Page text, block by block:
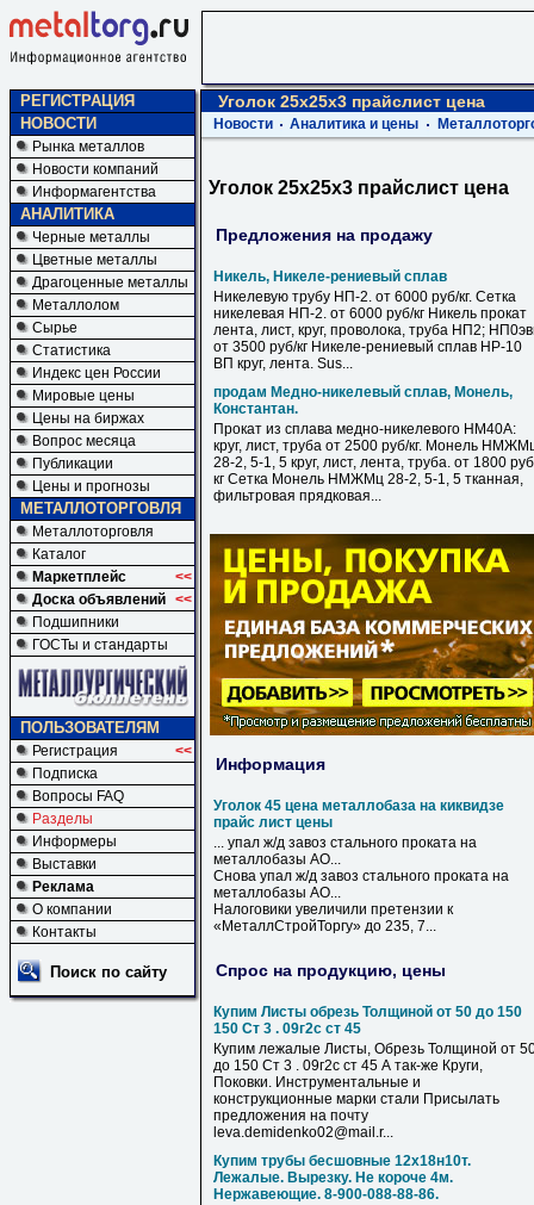
РЕГИСТРАЦИЯ
НОВОСТИ
Рынка металлов
Новости компаний
Информагентства
АНАЛИТИКА
Черные металлы
Цветные металлы
Драгоценные металлы
Металлолом
Сырье
Статистика
Индекс цен России
Мировые цены
Цены на биржах
Вопрос месяца
Публикации
Цены и прогнозы
МЕТАЛЛОТОРГОВЛЯ
Металлоторговля
Каталог
Маркетплейс
<<
Доска объявлений <<
Подшипники
ГОСТы и стандарты
ПОЛЬЗОВАТЕЛЯМ
Регистрация
<<
Подписка
Вопросы FAQ
Разделы
Информеры
Выставки
Реклама
О компании
Контакты
Поиск по сайту
Уголок 25х25х3 прайслист цена
Новости Аналитика и цены
Уголок 25х25х3 прайслист цена
Предложения на продажу
Никель, Никеле-рениевый сплав
Никелевую трубу НП-2. от 6000 руб/кг. Сетка
никелевая НП-2. от 6000 руб/кг Никель прокат
лента, лист, круг, проволока, труба НП2;
от 3500 руб/кг Никеле-рениевый сплав НР-10
ВП круг, лента. Sus...
продам Медно-никелевый сплав, Монель,
Константан.
Прокат из сплава медно-никелевого НМ40А:
круг, лист, труба от 2500 руб/кг. Монель
28-2, 5-1, 5 круг, лист, лента, труба. от 1800
кг Сетка Монель НМЖМц 28-2, 5-1, 5 тканная,
фильтровая прядковая...
Информация
Уголок 45 цена металлобаза на киквидзе
прайс лист цены
... упал ж/д завоз стального проката на
металлобазы АО...
Снова упал ж/д завоз стального проката на
металлобазы АО...
Налоговики увеличили претензии к
«МеталлСтройТоргу» до 235, 7...
Спрос на продукцию, цены
Купим Листы обрезь Толщиной от 50 до 150
150 Ст 3 . 09г2с ст 45
Купим лежалые Листы, Обрезь Толщиной от
до 150 Ст 3 . 09г2с ст 45 А так-же Круги,
Поковки. Инструментальные и
конструкционные марки стали Присылать
предложения на почту
leva.demidenko02@mail.r...
Купим трубы бесшовные 12х18н10т.
Лежалые. Вырезку. Не короче 4м.
Нержавеющие. 8-900-088-88-86.